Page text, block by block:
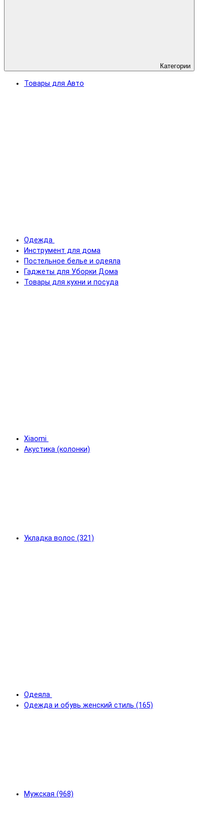
Категории
Товары для Авто
Одежда
Инструмент для дома
Постельное белье и одеяла
Гаджеты для Уборки Дома
Товары для кухни и посуда
Xiaomi
Акустика (колонки)
Укладка волос (321)
Одеяла
Одежда и обувь женский стиль (165)
Мужская (968)